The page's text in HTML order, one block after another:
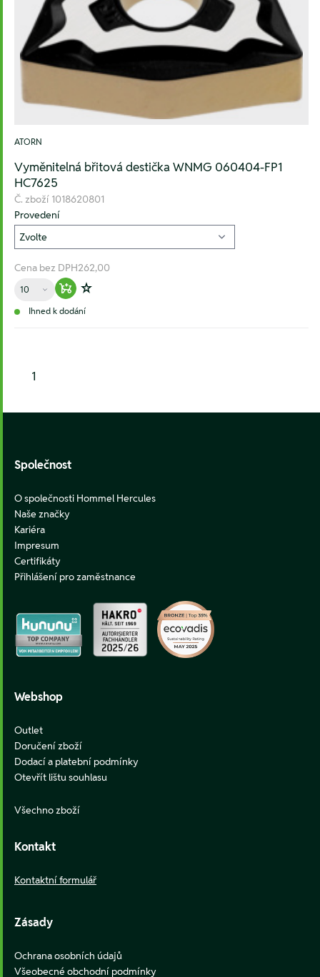
ATORN
Vyměnitelná břitová destička WNMG 060404-FP1
HC7625
Č. zboží 1018620801
Provedení
Cena bez DPH262,00
Množství
Warenkorb hinzufügen
Zur Wunschliste hinzufügen
Ihned k dodání
1
Společnost
O společnosti Hommel Hercules
Naše značky
Kariéra
Impresum
Certifikáty
Přihlášení pro zaměstnance
Webshop
Outlet
Doručení zboží
Dodací a platební podmínky
Otevřít lištu souhlasu
Všechno zboží
Kontakt
Kontaktní formulář
Zásady
Ochrana osobních údajů
Všeobecné obchodní podmínky